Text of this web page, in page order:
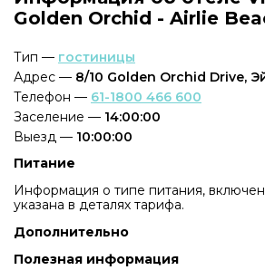
Golden Orchid - Airlie
Тип — гостиницы
Адрес — 8/10 Golden Orchid Drive,
Телефон — 61-1800 466 600
Заселение — 14:00:00
Выезд — 10:00:00
Питание
Информация о типе питания,
указана в деталях тарифа.
Дополнительно
Полезная информация